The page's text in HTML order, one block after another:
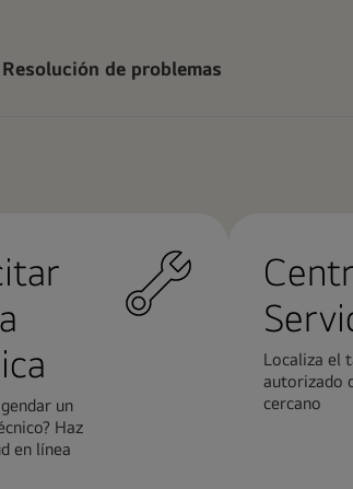
Resolución de problemas
un
Haz
en línea
Localiza el
autorizado
cercano